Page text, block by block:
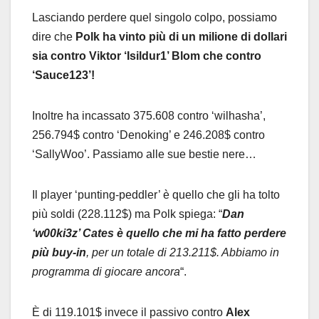
Lasciando perdere quel singolo colpo, possiamo
dire che Polk ha vinto più di un milione di dollari
sia contro Viktor ‘Isildur1’ Blom che contro
‘Sauce123’!
Inoltre ha incassato 375.608 contro ‘wilhasha’,
256.794$ contro ‘Denoking’ e 246.208$ contro
‘SallyWoo’. Passiamo alle sue bestie nere…
Il player ‘punting-peddler’ è quello che gli ha tolto
più soldi (228.112$) ma Polk spiega: “Dan
‘w00ki3z’ Cates è quello che mi ha fatto perdere
più buy-in, per un totale di 213.211$. Abbiamo in
programma di giocare ancora“.
È di 119.101$ invece il passivo contro Alex